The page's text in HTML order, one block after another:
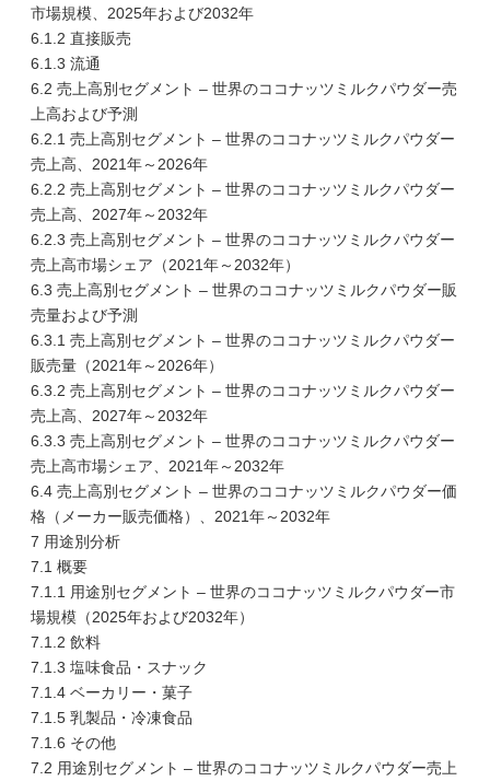
市場規模、2025年および2032年
6.1.2 直接販売
6.1.3 流通
6.2 売上高別セグメント – 世界のココナッツミルクパウダー売
上高および予測
6.2.1 売上高別セグメント – 世界のココナッツミルクパウダー
売上高、2021年～2026年
6.2.2 売上高別セグメント – 世界のココナッツミルクパウダー
売上高、2027年～2032年
6.2.3 売上高別セグメント – 世界のココナッツミルクパウダー
売上高市場シェア（2021年～2032年）
6.3 売上高別セグメント – 世界のココナッツミルクパウダー販
売量および予測
6.3.1 売上高別セグメント – 世界のココナッツミルクパウダー
販売量（2021年～2026年）
6.3.2 売上高別セグメント – 世界のココナッツミルクパウダー
売上高、2027年～2032年
6.3.3 売上高別セグメント – 世界のココナッツミルクパウダー
売上高市場シェア、2021年～2032年
6.4 売上高別セグメント – 世界のココナッツミルクパウダー価
格（メーカー販売価格）、2021年～2032年
7 用途別分析
7.1 概要
7.1.1 用途別セグメント – 世界のココナッツミルクパウダー市
場規模（2025年および2032年）
7.1.2 飲料
7.1.3 塩味食品・スナック
7.1.4 ベーカリー・菓子
7.1.5 乳製品・冷凍食品
7.1.6 その他
7.2 用途別セグメント – 世界のココナッツミルクパウダー売上